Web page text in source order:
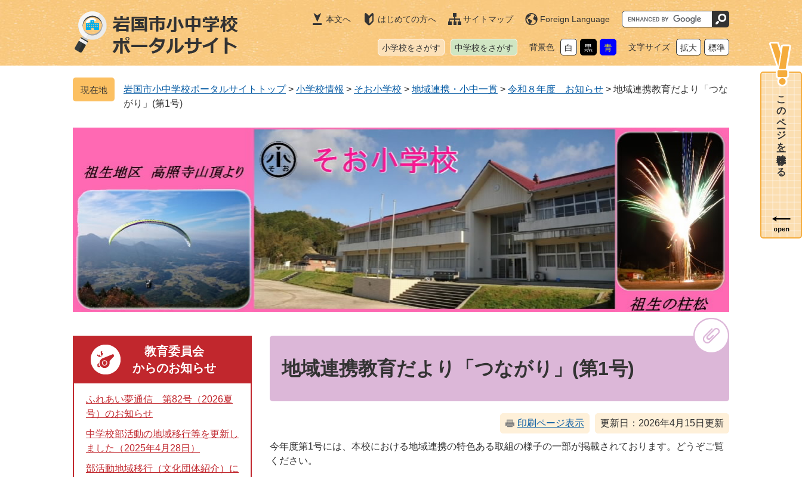
ジ
の
先
ュ
ー
を
本文へ はじめての方へ サイトマップ Foreign Language
G
o
o
カ
ム
小学校をさがす 中学校をさがす 背景色 白 黒 青 文字サイズ 拡大 標準
岩国市小中学校ポータルサイトトップ > 小学校情報 > そお小学校 > 地域連携・小中一貫 > 令和８年度 お知らせ > 地域連携教育だより「つな
がり」(第1号)
地域連携教育だより「つながり」(第1号)
印刷ページ表示 更新日：2026年4月15日更新
今年度第1号には、本校における地域連携の特色ある取組の様子の一部が掲載されております。どうぞご覧
ください。
教育委員会
からのお知らせ
ふれあい夢通信 第82号（2026夏
号）のお知らせ
中学校部活動の地域移行等を更新し
ました（2025年4月28日）
部活動地域移行（文化団体紹介）に
このページを一時保存する